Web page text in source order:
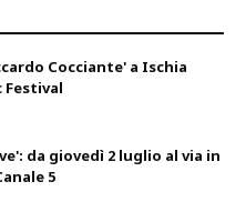
Cocciante' a Ischia
Festival
da giovedì 2 luglio al via in
5